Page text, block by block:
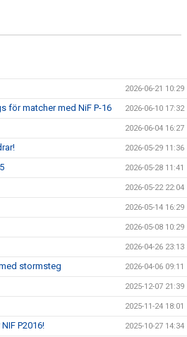
2026-06-21 10:29
för matcher med NiF P-16 2026-06-10 17:32
2026-06-04 16:27
2026-05-29 11:36
2026-05-28 11:41
2026-05-22 22:04
2026-05-14 16:29
2026-05-08 10:29
2026-04-26 23:13
stormsteg 2026-04-06 09:11
2025-12-07 21:39
2025-11-24 18:01
P2016! 2025-10-27 14:34